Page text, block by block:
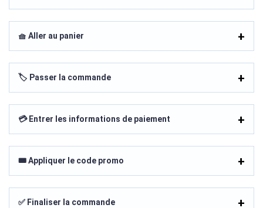
🧺 Aller au panier
🏷️ Passer la commande
💳 Entrer les informations de paiement
🎟️ Appliquer le code promo
✅ Finaliser la commande